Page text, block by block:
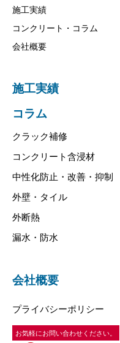
施工実績
コンクリート・コラム
会社概要
施工実績
コラム
クラック補修
コンクリート含浸材
中性化防止・改善・抑制
外壁・タイル
外断熱
漏水・防水
会社概要
プライバシーポリシー
お気軽にお問い合わせください。